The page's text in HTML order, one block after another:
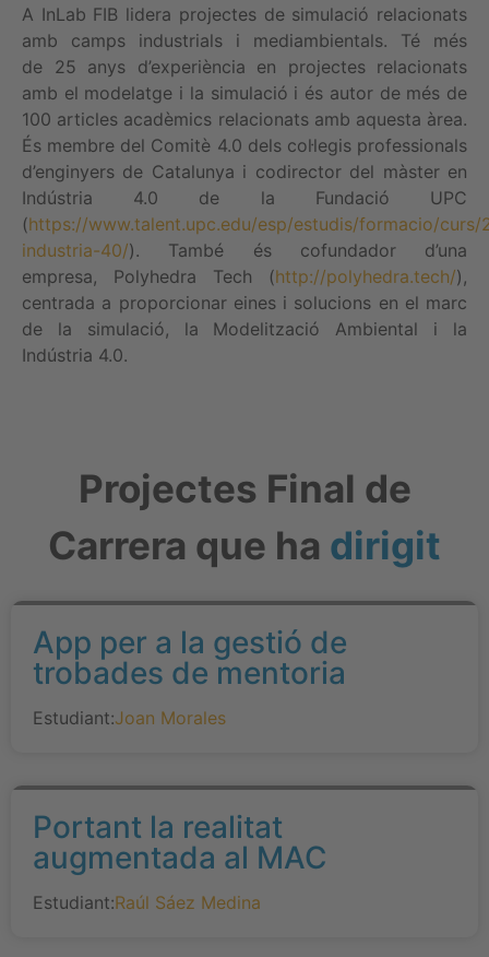
A InLab FIB lidera projectes de simulació relacionats
amb camps industrials i mediambientals. Té més
de 25 anys d’experiència en projectes relacionats
amb el modelatge i la simulació i és autor de més de
100 articles acadèmics relacionats amb aquesta àrea.
És membre del Comitè 4.0 dels col·legis professionals
d’enginyers de Catalunya i codirector del màster en
Indústria 4.0 de la Fundació UPC
(https://www.talent.upc.edu/esp/estudis/formacio/
industria-40/). També és cofundador d’una
empresa, Polyhedra Tech (http://polyhedra.tech/),
centrada a proporcionar eines i solucions en el marc
de la simulació, la Modelització Ambiental i la
Indústria 4.0.
Projectes Final de
Carrera que ha dirigit
App per a la gestió de
trobades de mentoria
Estudiant:Joan Morales
Portant la realitat
augmentada al MAC
Estudiant:Raúl Sáez Medina